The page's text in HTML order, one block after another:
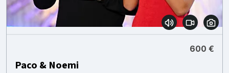
600 €
Paco & Noemi